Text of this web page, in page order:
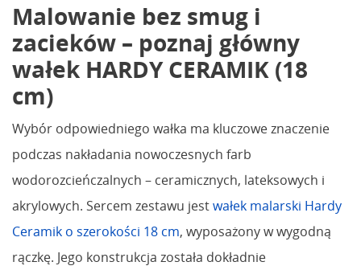
Malowanie bez smug i
zacieków – poznaj główny
wałek HARDY CERAMIK (18
cm)
Wybór odpowiedniego wałka ma kluczowe znaczenie
podczas nakładania nowoczesnych farb
wodorozcieńczalnych – ceramicznych, lateksowych i
akrylowych. Sercem zestawu jestwałek malarski Hardy
Ceramik o szerokości 18 cm, wyposażony w wygodną
rączkę. Jego konstrukcja została dokładnie